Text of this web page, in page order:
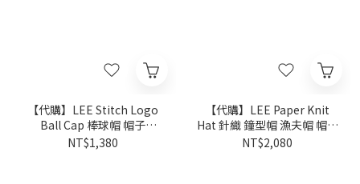
【代購】LEE Stitch Logo
Ball Cap 棒球帽 帽子
LE2401CA15
NT$1,380
【代購】LEE Paper Knit
Hat 針織 鐘型帽 漁夫帽 帽子
LE2401CA24
NT$2,080